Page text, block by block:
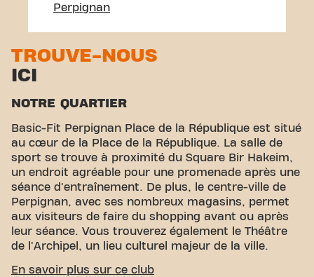
Perpignan
TROUVE-NOUS
ICI
NOTRE QUARTIER
Basic-Fit Perpignan Place de la République est situé
au cœur de la Place de la République. La salle de
sport se trouve à proximité du Square Bir Hakeim,
un endroit agréable pour une promenade après une
séance d'entraînement. De plus, le centre-ville de
Perpignan, avec ses nombreux magasins, permet
aux visiteurs de faire du shopping avant ou après
leur séance. Vous trouverez également le Théâtre
de l'Archipel, un lieu culturel majeur de la ville.
ACCESSIBILITÉ FACILE
En savoir plus sur ce club